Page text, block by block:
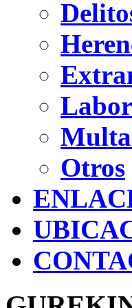
Otros